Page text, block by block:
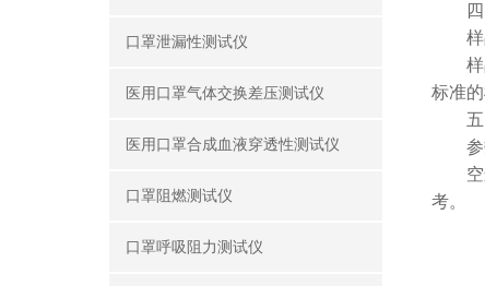
口罩泄漏性测试仪
医用口罩气体交换差压测试仪
医用口罩合成血液穿透性测试仪
口罩阻燃测试仪
口罩呼吸阻力测试仪
四、
样品
样品
标准
五
参数
空运
考。